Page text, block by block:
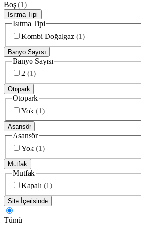
Boş (1)
Isıtma Tipi
Isıtma Tipi
Kombi Doğalgaz (1)
Banyo Sayısı
Banyo Sayısı
2 (1)
Otopark
Otopark
Yok (1)
Asansör
Asansör
Yok (1)
Mutfak
Mutfak
Kapalı (1)
Site İçerisinde
Tümü